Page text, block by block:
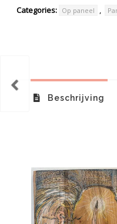
Categories: Op paneel ,
Beschrijving